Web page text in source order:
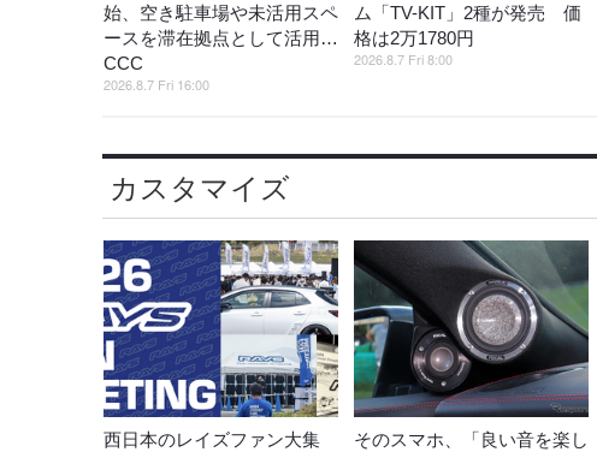
始、空き駐車場や未活用スペ
ースを滞在拠点として活用…
CCC
2026.8.7 Fri 16:00
ム「TV-KIT」2種が発売 価
格は2万1780円
2026.8.7 Fri 8:00
カスタマイズ
西日本のレイズファン大集
そのスマホ、「良い音を楽し